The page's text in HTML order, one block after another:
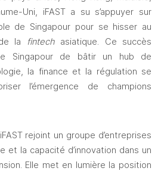
Uni, iFAST a su s’appuyer sur
de Singapour pour se hisser au
la fintech asiatique. Ce succès
Singapour de bâtir un hub de
la finance et la régulation se
l’émergence de champions
rejoint un groupe d’entreprises
et la capacité d’innovation dans un
Elle met en lumière la position